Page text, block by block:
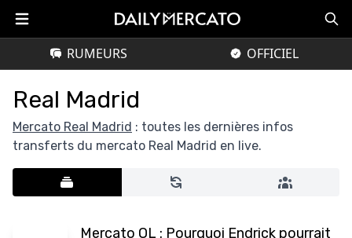
RUMEURS OFFICIEL
Real Madrid
Mercato Real Madrid : toutes les dernières infos
transferts du mercato Real Madrid en live.
Mercato OL : Pourquoi Endrick pourrait